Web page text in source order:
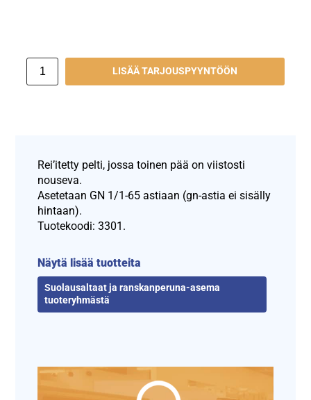
LISÄÄ TARJOUSPYYNTÖÖN
Rei’itetty pelti, jossa toinen pää on viistosti
nouseva.
Asetetaan GN 1/1-65 astiaan (gn-astia ei sisälly
hintaan).
Tuotekoodi: 3301.
Näytä lisää tuotteita
Suolausaltaat ja ranskanperuna-asema
tuoteryhmästä